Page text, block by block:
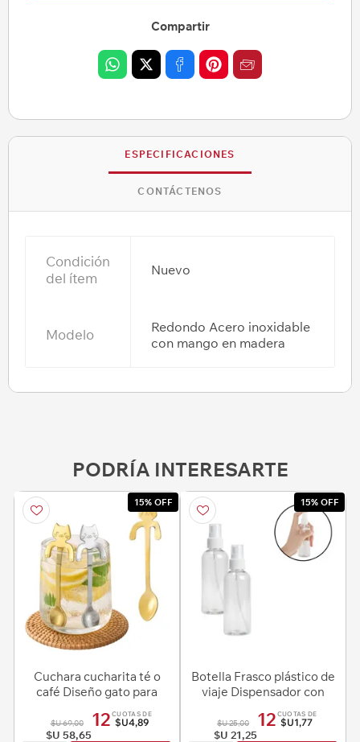
Compartir
ESPECIFICACIONES
CONTÁCTENOS
Condición
del ítem
Nuevo
Modelo
Redondo Acero inoxidable
con mango en madera
PODRÍA INTERESARTE
15% OFF
Cuchara cucharita té o
café Diseño gato para
taza - Acero Inox
$U 69,00
$U 58,65
12 CUOTAS DE
$U4,89
15% OFF
Botella Frasco plástico de
viaje Dispensador con
$U 25,00
$U 21,25
12 CUOTAS DE
$U1,77